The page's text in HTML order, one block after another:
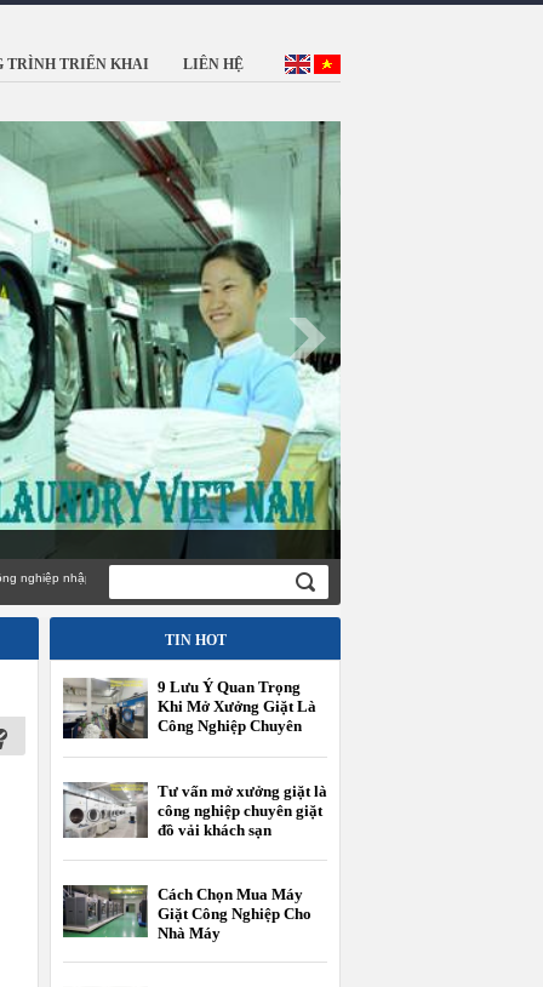
TRÌNH TRIỂN KHAI LIÊN HỆ
khẩu chính hãng giá cạnh tranh
TIN HOT
9 Lưu Ý Quan Trọng
Khi Mở Xưởng Giặt Là
Công Nghiệp Chuyên
Tư vấn mở xưởng giặt là
công nghiệp chuyên giặt
đồ vải khách sạn
Cách Chọn Mua Máy
Giặt Công Nghiệp Cho
Nhà Máy